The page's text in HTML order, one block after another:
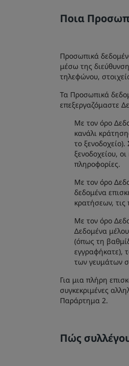
Ποια
Προσωπικά
μέσω της
τηλεφώνου,
Τα Προσωπικά
επεξεργαζόμαστε
Με τον όρο
κανάλι
το
ξενοδοχείου,
πληροφορίες.
Με τον όρο
δεδομένα
κρατήσεων, τις
Με τον όρο
Δεδομένα
(όπως τη
εγγραφήκατε),
των γευμάτων
Για μια πλήρη
συγκεκριμένες
Παράρτημα 2.
Πώς